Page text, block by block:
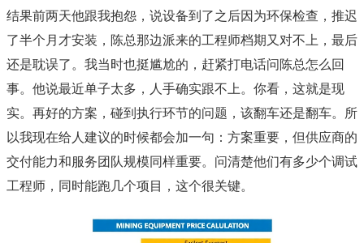
结果前两天他跟我抱怨，说设备到了之后因为环保检查，推迟
了半个月才安装，陈总那边派来的工程师档期又对不上，最后
还是耽误了。我当时也挺尴尬的，赶紧打电话问陈总怎么回
事。他说最近单子太多，人手确实跟不上。你看，这就是现
实。再好的方案，碰到执行环节的问题，该翻车还是翻车。所
以我现在给人建议的时候都会加一句：方案重要，但供应商的
交付能力和服务团队规模同样重要。问清楚他们有多少个调试
工程师，同时能跑几个项目，这个很关键。